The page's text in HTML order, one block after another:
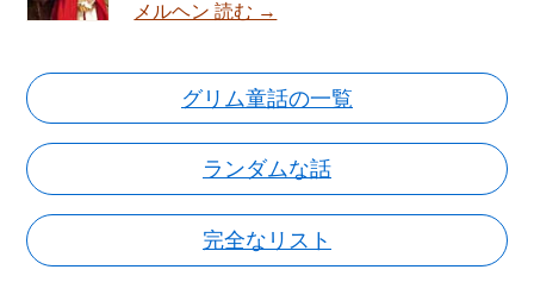
メルヘン 読む →
グリム童話の一覧
ランダムな話
完全なリスト